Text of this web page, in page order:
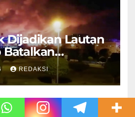
Dijadikan Lautan
Batalkan
Iran
REDAKSI